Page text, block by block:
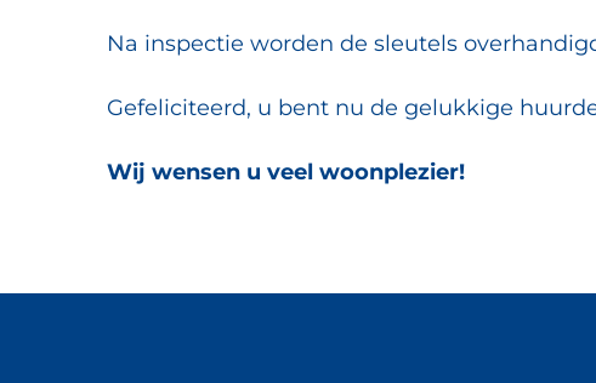
Na inspectie worden de sleutels
Gefeliciteerd, u bent nu de gelukkige
Wij wensen u veel woonplezier!